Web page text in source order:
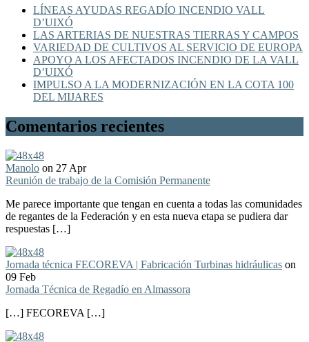
LÍNEAS AYUDAS REGADÍO INCENDIO VALL
D’UIXÓ
LAS ARTERIAS DE NUESTRAS TIERRAS Y CAMPOS
VARIEDAD DE CULTIVOS AL SERVICIO DE EUROPA
APOYO A LOS AFECTADOS INCENDIO DE LA VALL
D’UIXÓ
IMPULSO A LA MODERNIZACIÓN EN LA COTA 100
DEL MIJARES
Comentarios recientes
Manolo on 27 Apr
Reunión de trabajo de la Comisión Permanente
Me parece importante que tengan en cuenta a todas las comunidades
de regantes de la Federación y en esta nueva etapa se pudiera dar
respuestas […]
Jornada técnica FECOREVA | Fabricación Turbinas hidráulicas on
09 Feb
Jornada Técnica de Regadío en Almassora
[…] FECOREVA […]